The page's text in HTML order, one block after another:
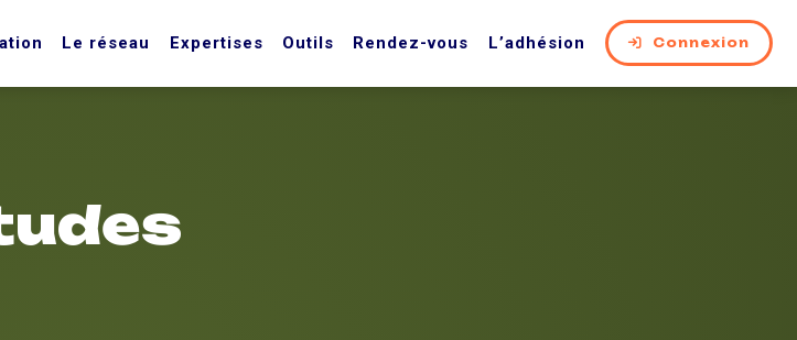
Le réseau Expertises Outils Rendez-vous L’adhésion Connexion